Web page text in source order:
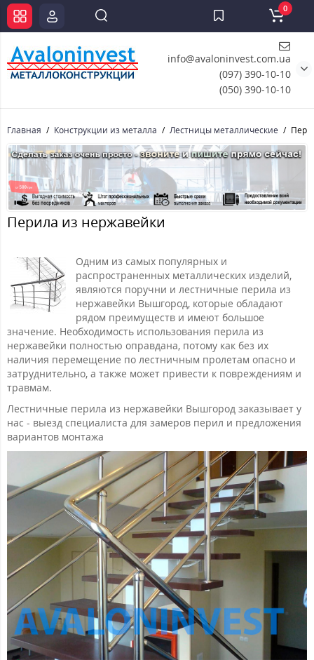
info@avaloninvest.com.ua
(097) 390-10-10
(050) 390-10-10
0
Главная Конструкции из металла Лестницы металлические
Перила из нержавейки
Одним из самых популярных и
распространенных металлических изделий,
являются поручни и лестничные перила из
нержавейки Вышгород, которые обладают
рядом преимуществ и имеют большое
значение. Необходимость использования перила из
нержавейки полностью оправдана, потому как без их
наличия перемещение по лестничным пролетам опасно и
затруднительно, а также может привести к повреждениям и
травмам.
Лестничные перила из нержавейки Вышгород заказывает у
нас - выезд специалиста для замеров перил и предложения
вариантов монтажа